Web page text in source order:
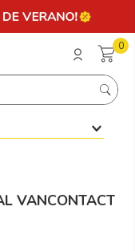
0
VANCONTACT
más buscados